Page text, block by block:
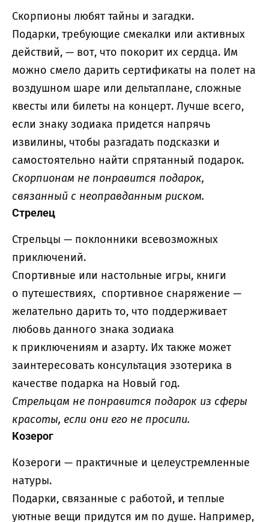
Скорпионы любят тайны и загадки.
Подарки, требующие смекалки или активных
действий, — вот, что покорит их сердца. Им
можно смело дарить сертификаты на полет на
воздушном шаре или дельтаплане, сложные
квесты или билеты на концерт. Лучше всего,
если знаку зодиака придется напрячь
извилины, чтобы разгадать подсказки и
самостоятельно найти спрятанный подарок.
Скорпионам не понравится подарок,
связанный с неоправданным риском.
Стрелец
Стрельцы — поклонники всевозможных
приключений.
Спортивные или настольные игры, книги
о путешествиях, спортивное снаряжение —
желательно дарить то, что поддерживает
любовь данного знака зодиака
к приключениям и азарту. Их также может
заинтересовать консультация эзотерика в
качестве подарка на Новый год.
Стрельцам не понравится подарок из сферы
красоты, если они его не просили.
Козерог
Козероги — практичные и целеустремленные
натуры.
Подарки, связанные с работой, и теплые
уютные вещи придутся им по душе. Например,